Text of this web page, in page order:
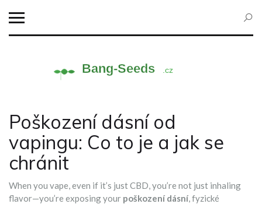
Poškození dásní od
vapingu: Co to je a jak se
chránit
When you vape, even if it’s just CBD, you’re not just inhaling
flavor—you’re exposing your poškození dásní,fyzické